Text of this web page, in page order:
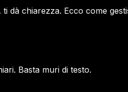
dà chiarezza. Ecco come
Basta muri di testo.